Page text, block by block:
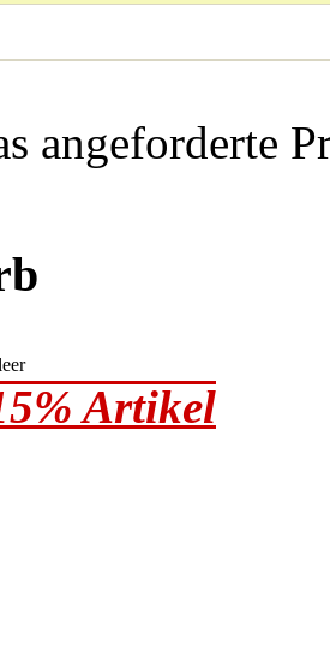
angeforderte
Artikel